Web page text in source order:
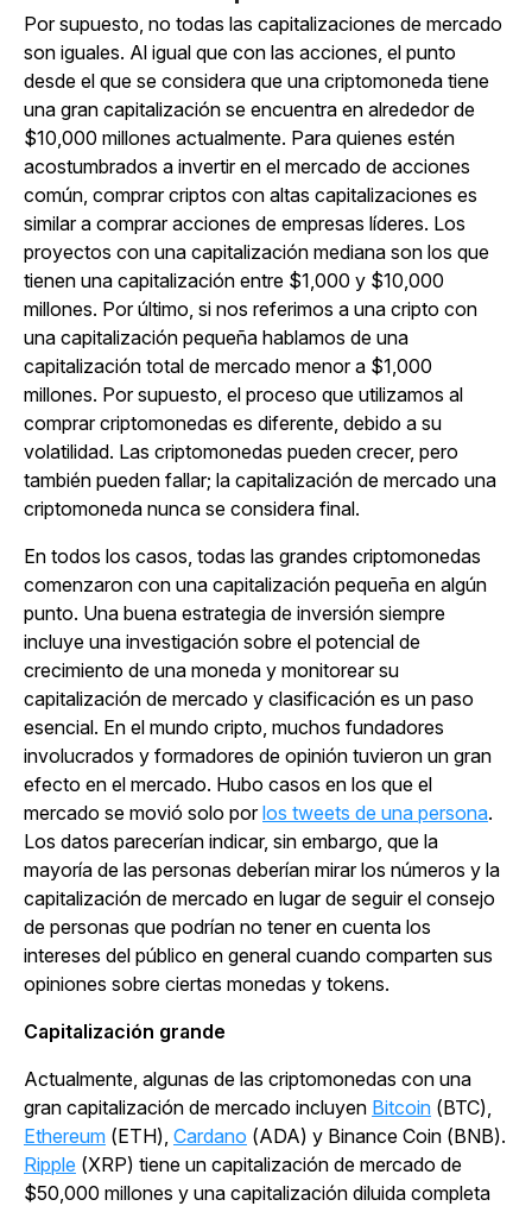
Por supuesto, no todas las capitalizaciones de mercado
son iguales. Al igual que con las acciones, el punto
desde el que se considera que una criptomoneda tiene
una gran capitalización se encuentra en alrededor de
$10,000 millones actualmente. Para quienes estén
acostumbrados a invertir en el mercado de acciones
común, comprar criptos con altas capitalizaciones es
similar a comprar acciones de empresas líderes. Los
proyectos con una capitalización mediana son los que
tienen una capitalización entre $1,000 y $10,000
millones. Por último, si nos referimos a una cripto con
una capitalización pequeña hablamos de una
capitalización total de mercado menor a $1,000
millones. Por supuesto, el proceso que utilizamos al
comprar criptomonedas es diferente, debido a su
volatilidad. Las criptomonedas pueden crecer, pero
también pueden fallar; la capitalización de mercado una
criptomoneda nunca se considera final.
En todos los casos, todas las grandes criptomonedas
comenzaron con una capitalización pequeña en algún
punto. Una buena estrategia de inversión siempre
incluye una investigación sobre el potencial de
crecimiento de una moneda y monitorear su
capitalización de mercado y clasificación es un paso
esencial. En el mundo cripto, muchos fundadores
involucrados y formadores de opinión tuvieron un gran
efecto en el mercado. Hubo casos en los que el
mercado se movió solo porlos tweets de una persona.
Los datos parecerían indicar, sin embargo, que la
mayoría de las personas deberían mirar los números y la
capitalización de mercado en lugar de seguir el consejo
de personas que podrían no tener en cuenta los
intereses del público en general cuando comparten sus
opiniones sobre ciertas monedas y tokens.
Capitalización grande
Actualmente, algunas de las criptomonedas con una
gran capitalización de mercado incluyen Bitcoin (BTC),
Ethereum (ETH), Cardano (ADA) y Binance Coin (BNB).
Ripple (XRP) tiene un capitalización de mercado de
$50,000 millones y una capitalización diluida completa